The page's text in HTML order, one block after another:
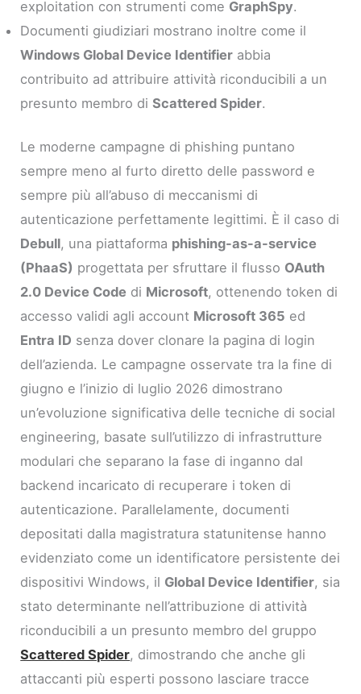
exploitation con strumenti come GraphSpy.
Documenti giudiziari mostrano inoltre come il
Windows Global Device Identifier abbia
contribuito ad attribuire attività riconducibili a un
presunto membro diScattered Spider.
Le moderne campagne di phishing puntano
sempre meno al furto diretto delle password e
sempre più all’abuso di meccanismi di
autenticazione perfettamente legittimi. È il caso di
Debull, una piattaforma phishing-as-a-service
(PhaaS) progettata per sfruttare il flusso OAuth
2.0 Device Code di Microsoft, ottenendo token di
accesso validi agli account Microsoft 365 ed
Entra ID senza dover clonare la pagina di login
dell’azienda. Le campagne osservate tra la fine di
giugno e l’inizio di luglio 2026 dimostrano
un’evoluzione significativa delle tecniche di social
engineering, basate sull’utilizzo di infrastrutture
modulari che separano la fase di inganno dal
backend incaricato di recuperare i token di
autenticazione. Parallelamente, documenti
depositati dalla magistratura statunitense hanno
evidenziato come un identificatore persistente dei
dispositivi Windows, il Global Device Identifier, sia
stato determinante nell’attribuzione di attività
riconducibili a un presunto membro del gruppo
Scattered Spider, dimostrando che anche gli
attaccanti più esperti possono lasciare tracce